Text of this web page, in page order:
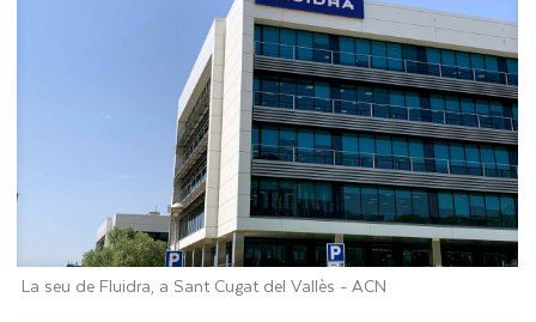
La seu de Fluidra, a Sant Cugat del Vallès -ACN